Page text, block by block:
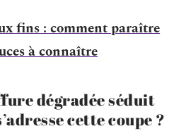
fins : comment paraître
à connaître
dégradée séduit
cette coupe ?